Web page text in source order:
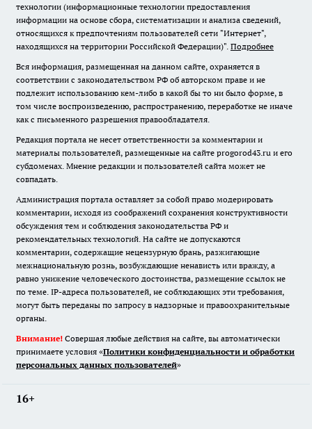
технологии (информационные технологии предоставления
информации на основе сбора, систематизации и анализа сведений,
относящихся к предпочтениям пользователей сети "Интернет",
находящихся на территории Российской Федерации)". Подробнее
Вся информация, размещенная на данном сайте, охраняется в
соответствии с законодательством РФ об авторском праве и не
подлежит использованию кем-либо в какой бы то ни было форме, в
том числе воспроизведению, распространению, переработке не иначе
как с письменного разрешения правообладателя.
Редакция портала не несет ответственности за комментарии и
материалы пользователей, размещенные на сайте progorod43.ru и его
субдоменах. Мнение редакции и пользователей сайта может не
совпадать.
Администрация портала оставляет за собой право модерировать
комментарии, исходя из соображений сохранения конструктивности
обсуждения тем и соблюдения законодательства РФ и
рекомендательных технологий. На сайте не допускаются
комментарии, содержащие нецензурную брань, разжигающие
межнациональную рознь, возбуждающие ненависть или вражду, а
равно унижение человеческого достоинства, размещение ссылок не
по теме. IP-адреса пользователей, не соблюдающих эти требования,
могут быть переданы по запросу в надзорные и правоохранительные
органы.
Внимание! Совершая любые действия на сайте, вы автоматически
принимаете условия «Политики конфиденциальности и обработки
персональных данных пользователей»
16+